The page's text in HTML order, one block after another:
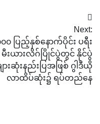
Next:
၀၀ ပြည့်နှစ်နောက်ပိုင်း ပရီး
မီးယားလိဂ်ပြိုင်ပွဲတွင် နိုင်ပွဲ
ားဆုံးနည်းပြအဖြစ် ဂွါဒီယို
လာထိပ်ဆုံး၌ ရပ်တည်နေ